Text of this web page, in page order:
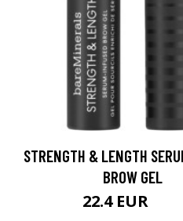
STRENGTH & LENGTH
BROW GEL
22.4 EUR